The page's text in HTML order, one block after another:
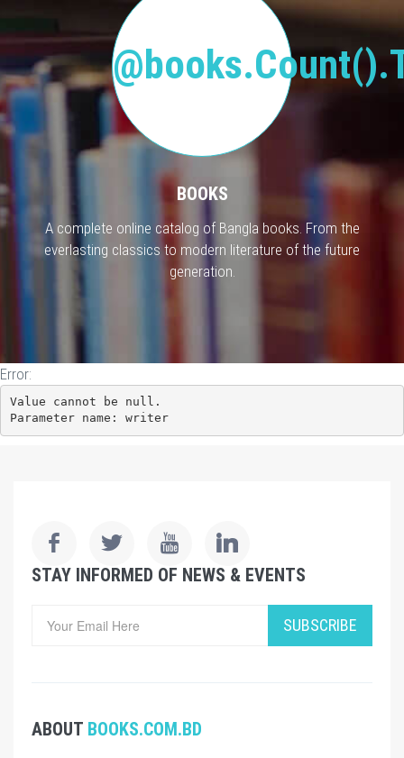
BOOKS
A complete online catalog of Bangla books. From the
everlasting classics to modern literature of the future
generation.
Error:
Value cannot be null.
Parameter name: writer
STAY INFORMED OF NEWS & EVENTS
SUBSCRIBE
ABOUT BOOKS.COM.BD